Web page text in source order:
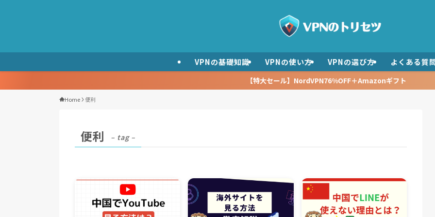
VPNの基礎知識 VPNの使い方 VPNの選び方 よくある質
【特大セール】NordVPN76%OFF＋Amazonギフト
Home 便利
便利 – tag –